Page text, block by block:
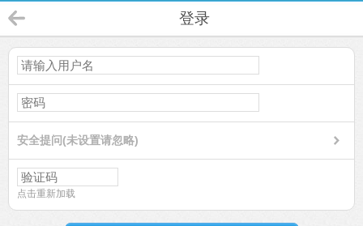
登录
安全提问(未设置请忽略)
点击重新加载